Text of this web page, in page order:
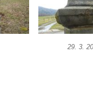
29. 3.